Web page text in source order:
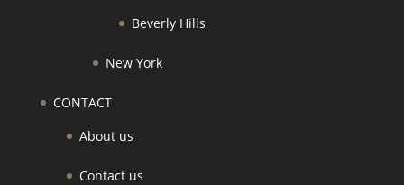
Beverly Hills
New York
CONTACT
About us
Contact us